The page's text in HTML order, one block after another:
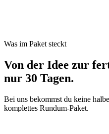
Was im Paket steckt
Von der Idee zur
nur 30 Tagen.
Bei uns bekommst du keine
komplettes Rundum-Paket.